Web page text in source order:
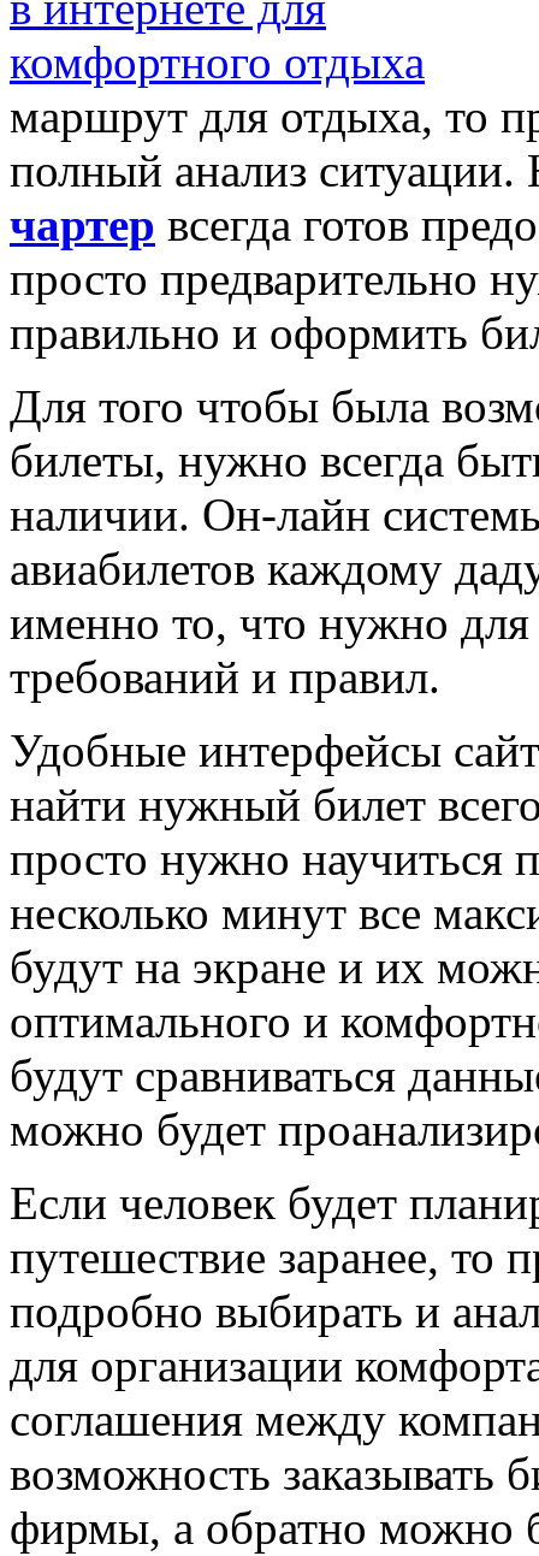
маршрут для отдыха, то
полный анализ
чартер всегда готов
просто предварительно
правильно и оформить
Для того чтобы была
билеты, нужно всегда
наличии. Он-лайн
авиабилетов каждому
именно то, что нужно
требований и правил.
Удобные интерфейсы
найти нужный билет
просто нужно научиться
несколько минут все
будут на экране и их
оптимального и
будут сравниваться
можно будет
Если человек будет
путешествие заранее, то
подробно выбирать и
для организации
соглашения между
возможность заказывать
фирмы, а обратно можно